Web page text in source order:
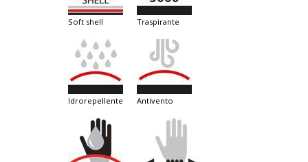
soft shell traspirante
idrorepellente antivento